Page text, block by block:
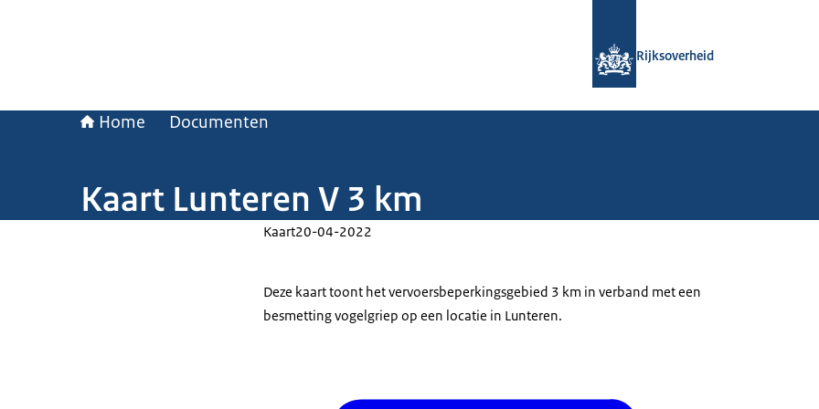
Rijksoverheid
Home Documenten
Kaart Lunteren V 3 km
Kaart20-04-2022
Deze kaart toont het vervoersbeperkingsgebied 3 km in verband met een
besmetting vogelgriep op een locatie in Lunteren.